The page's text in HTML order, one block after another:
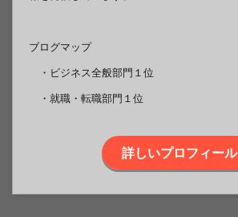
ブログマップ
・ビジネス全般部門１位
・就職・転職部門１位
詳しいプロフィール